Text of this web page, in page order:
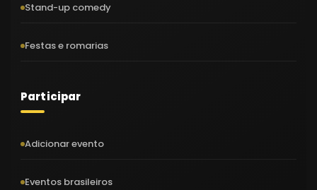
Stand-up comedy
Festas e romarias
Participar
Adicionar evento
Eventos brasileiros